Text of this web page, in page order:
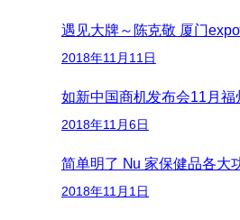
遇见大牌～陈克敬 厦门
2018年11月11日
如新中国商机发布会11月福
2018年11月6日
简单明了 Nu 家保健品各大
2018年11月1日